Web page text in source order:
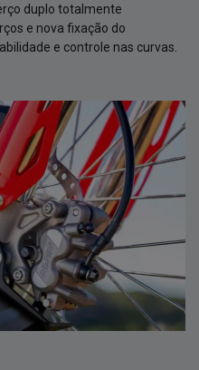
duplo totalmente
e nova fixação do
e controle nas curvas.